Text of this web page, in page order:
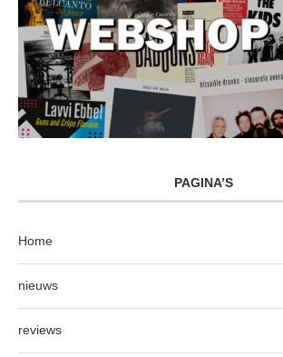
PAGINA’S
Home
nieuws
reviews